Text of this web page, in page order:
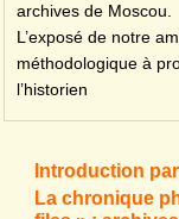
archives de Moscou.
L’exposé de notre
méthodologique à
l’historien
Introduction
La chronique